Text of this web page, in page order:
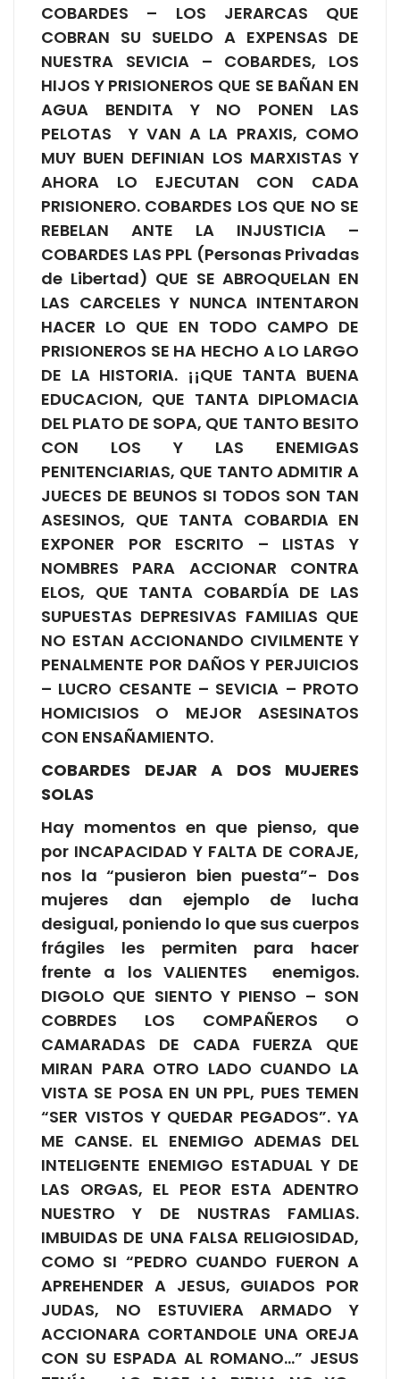
COBARDES – LOS JERARCAS QUE
COBRAN SU SUELDO A EXPENSAS DE
NUESTRA SEVICIA – COBARDES, LOS
HIJOS Y PRISIONEROS QUE SE BAÑAN EN
AGUA BENDITA Y NO PONEN LAS
PELOTAS Y VAN A LA PRAXIS, COMO
MUY BUEN DEFINIAN LOS MARXISTAS Y
AHORA LO EJECUTAN CON CADA
PRISIONERO. COBARDES LOS QUE NO SE
REBELAN ANTE LA INJUSTICIA –
COBARDES LAS PPL (Personas Privadas
de Libertad) QUE SE ABROQUELAN EN
LAS CARCELES Y NUNCA INTENTARON
HACER LO QUE EN TODO CAMPO DE
PRISIONEROS SE HA HECHO A LO LARGO
DE LA HISTORIA. ¡¡QUE TANTA BUENA
EDUCACION, QUE TANTA DIPLOMACIA
DEL PLATO DE SOPA, QUE TANTO BESITO
CON LOS Y LAS ENEMIGAS
PENITENCIARIAS, QUE TANTO ADMITIR A
JUECES DE BEUNOS SI TODOS SON TAN
ASESINOS, QUE TANTA COBARDIA EN
EXPONER POR ESCRITO – LISTAS Y
NOMBRES PARA ACCIONAR CONTRA
ELOS, QUE TANTA COBARDÍA DE LAS
SUPUESTAS DEPRESIVAS FAMILIAS QUE
NO ESTAN ACCIONANDO CIVILMENTE Y
PENALMENTE POR DAÑOS Y PERJUICIOS
– LUCRO CESANTE – SEVICIA – PROTO
HOMICISIOS O MEJOR ASESINATOS
CON ENSAÑAMIENTO.
COBARDES DEJAR A DOS MUJERES
SOLAS
Hay momentos en que pienso, que
por INCAPACIDAD Y FALTA DE CORAJE,
nos la “pusieron bien puesta”- Dos
mujeres dan ejemplo de lucha
desigual, poniendo lo que sus cuerpos
frágiles les permiten para hacer
frente a los VALIENTES enemigos.
DIGOLO QUE SIENTO Y PIENSO – SON
COBRDES LOS COMPAÑEROS O
CAMARADAS DE CADA FUERZA QUE
MIRAN PARA OTRO LADO CUANDO LA
VISTA SE POSA EN UN PPL, PUES TEMEN
“SER VISTOS Y QUEDAR PEGADOS”. YA
ME CANSE. EL ENEMIGO ADEMAS DEL
INTELIGENTE ENEMIGO ESTADUAL Y DE
LAS ORGAS, EL PEOR ESTA ADENTRO
NUESTRO Y DE NUSTRAS FAMLIAS.
IMBUIDAS DE UNA FALSA RELIGIOSIDAD,
COMO SI “PEDRO CUANDO FUERON A
APREHENDER A JESUS, GUIADOS POR
JUDAS, NO ESTUVIERA ARMADO Y
ACCIONARA CORTANDOLE UNA OREJA
CON SU ESPADA AL ROMANO…” JESUS